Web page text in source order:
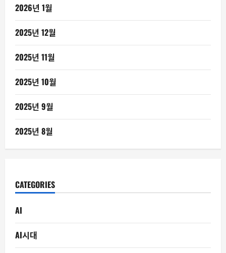
2026년 1월
2025년 12월
2025년 11월
2025년 10월
2025년 9월
2025년 8월
CATEGORIES
AI
AI시대